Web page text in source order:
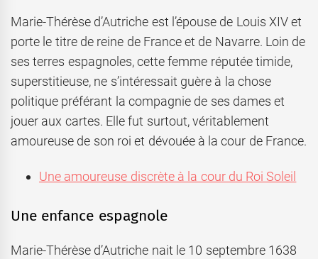
Marie-Thérèse d’Autriche est l’épouse de Louis XIV et
porte le titre de reine de France et de Navarre. Loin de
ses terres espagnoles, cette femme réputée timide,
superstitieuse, ne s’intéressait guère à la chose
politique préférant la compagnie de ses dames et
jouer aux cartes. Elle fut surtout, véritablement
amoureuse de son roi et dévouée à la cour de France.
Une amoureuse discrète à la cour du Roi Soleil
Une enfance espagnole
Marie-Thérèse d’Autriche nait le 10 septembre 1638